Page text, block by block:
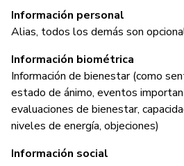
Información personal
Alias, todos los demás son
Información biométrica
Información de bienestar (como
estado de ánimo, eventos
evaluaciones de bienestar,
niveles de energía, objeciones)
Información social